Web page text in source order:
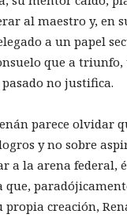
al maestro y, en
a un papel
que a
no justifica.
parece olvidar
y no sobre
a la arena federal,
propia creación,